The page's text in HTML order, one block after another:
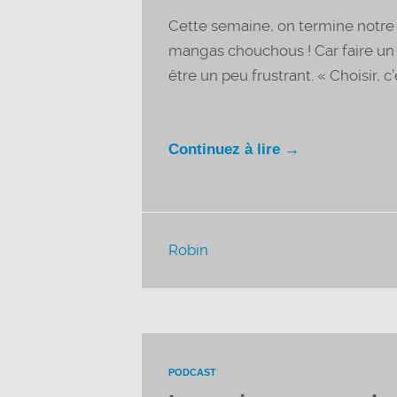
Cette semaine, on termine
mangas chouchous ! Car faire
être un peu frustrant. « Choisir,
Continuez à lire →
Robin
PODCAST